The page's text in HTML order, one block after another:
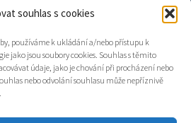
souhlas s cookies
používáme k ukládání a/nebo přístupu k
jako jsou soubory cookies. Souhlas s těmito
údaje, jako je chování při procházení nebo
nebo odvolání souhlasu může nepříznivě